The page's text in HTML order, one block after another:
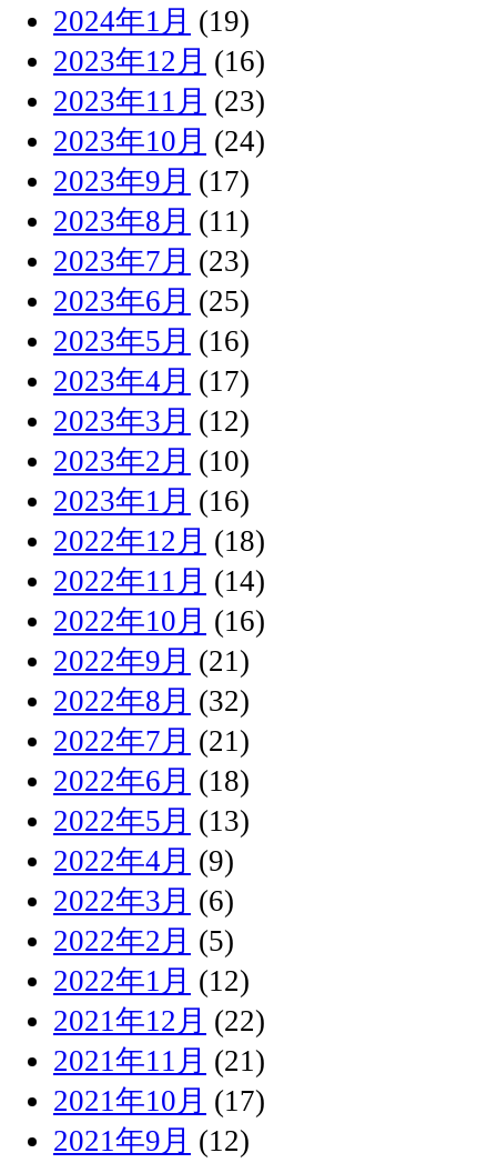
2024年1月 (19)
2023年12月 (16)
2023年11月 (23)
2023年10月 (24)
2023年9月 (17)
2023年8月 (11)
2023年7月 (23)
2023年6月 (25)
2023年5月 (16)
2023年4月 (17)
2023年3月 (12)
2023年2月 (10)
2023年1月 (16)
2022年12月 (18)
2022年11月 (14)
2022年10月 (16)
2022年9月 (21)
2022年8月 (32)
2022年7月 (21)
2022年6月 (18)
2022年5月 (13)
2022年4月 (9)
2022年3月 (6)
2022年2月 (5)
2022年1月 (12)
2021年12月 (22)
2021年11月 (21)
2021年10月 (17)
2021年9月 (12)